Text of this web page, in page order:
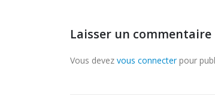
Laisser un commentaire
Vous devez vous connecterpour